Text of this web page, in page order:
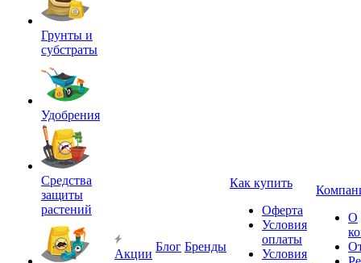
Грунты и
субстраты
Удобрения
Средства
защиты
растений
Акции
Блог Бренды
Как купить
Оферта
Условия
оплаты
Условия
О